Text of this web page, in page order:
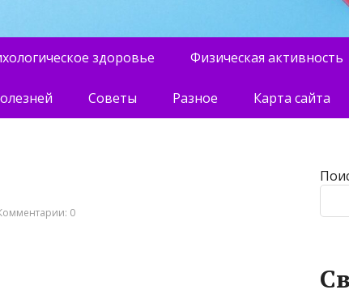
здоровье Физическая активность
Советы Разное Карта сайта
0